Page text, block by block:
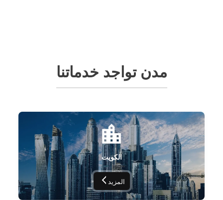
مدن تواجد خدماتنا
الكويت
المزيد